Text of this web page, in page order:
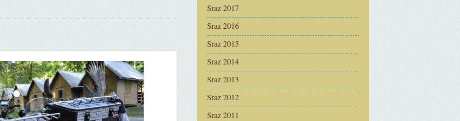
Sraz 2017
Sraz 2016
Sraz 2015
Sraz 2014
Sraz 2013
Sraz 2012
Sraz 2011